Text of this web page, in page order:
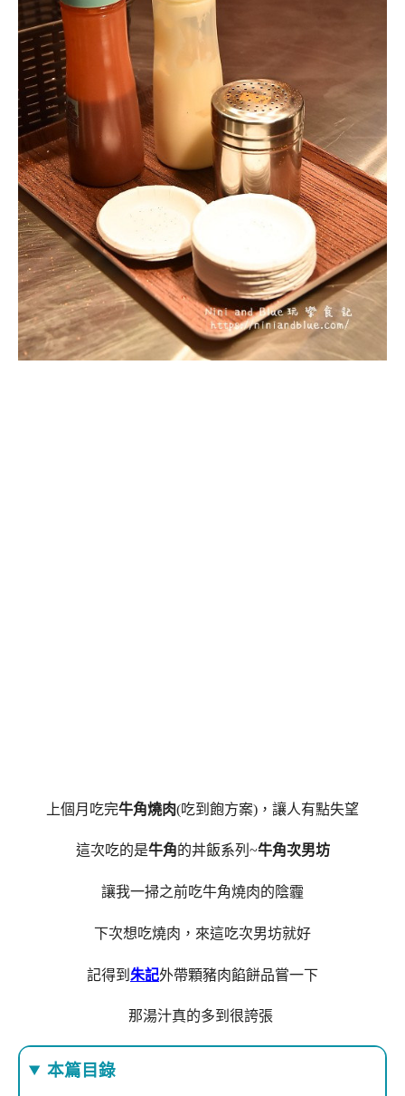
上個月吃完牛角燒肉(吃到飽方案)，讓人有點失望
這次吃的是牛角的丼飯系列~牛角次男坊
讓我一掃之前吃牛角燒肉的陰霾
下次想吃燒肉，來這吃次男坊就好
記得到 朱記外帶顆豬肉餡餅品嘗一下
那湯汁真的多到很誇張
本篇目錄